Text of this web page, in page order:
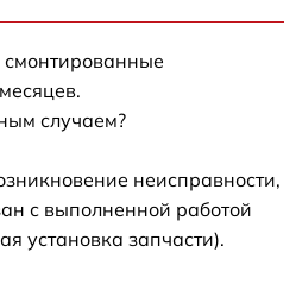
смонтированные
случаем?
неисправности,
с выполненной работой
установка запчасти).